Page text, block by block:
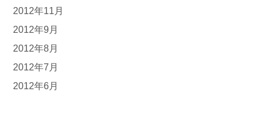
2012年11月
2012年9月
2012年8月
2012年7月
2012年6月